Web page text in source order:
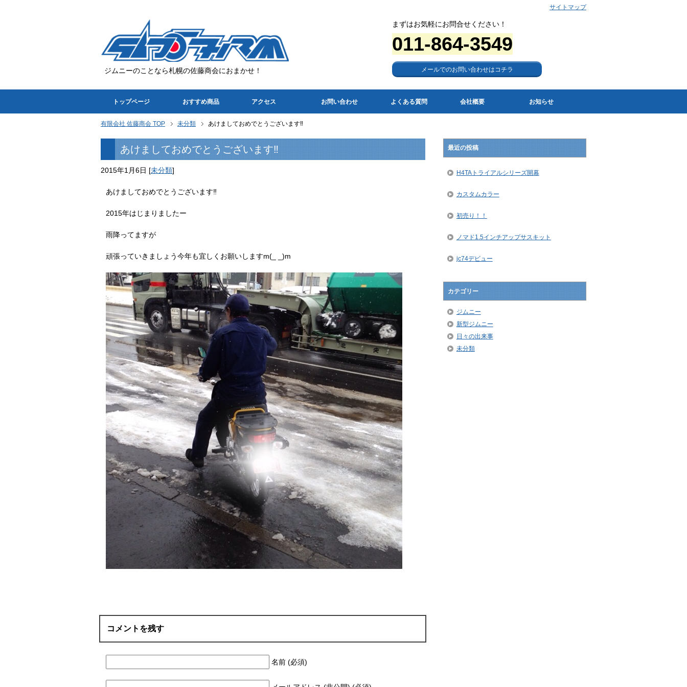
ジムニーのことなら札幌の佐藤商会におまかせ！
まずはお気軽にお問合せください！
011-864-3549
メールでのお問い合わせはコチラ
トップページ おすすめ商品 アクセス お問い合わせ よくある質問 会社概要 お知らせ
有限会社 佐藤商会 TOP 未分類 あけましておめでとうございます‼️
あけましておめでとうございます‼️
2015年1月6日 [未分類]
あけましておめでとうございます‼︎
2015年はじまりましたー
雨降ってますが
頑張っていきましょう今年も宜しくお願いしますm(_ _)m
コメントを残す
名前 (必須)
最近の投稿
H4TAトライアルシリーズ開幕
カスタムカラー
初売り！！
ノマド1.5インチアップサスキット
jc74デビュー
カテゴリー
ジムニー
新型ジムニー
日々の出来事
未分類
サイトマップ